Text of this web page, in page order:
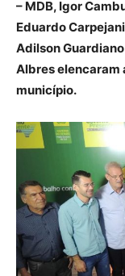
– MDB, Igor
Eduardo
Adilson
Albres elencaram
município.